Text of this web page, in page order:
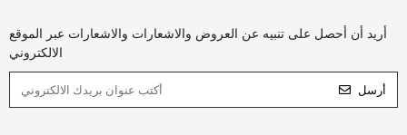
أريد أن أحصل على تنبيه عن العروض والاشعارات والاشعارات عبر الموقع
الالكتروني
أرسل